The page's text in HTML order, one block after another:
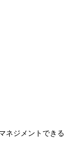
ネジメントできる